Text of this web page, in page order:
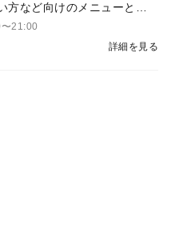
方など向けのメニューとな
21:00
詳細を見る